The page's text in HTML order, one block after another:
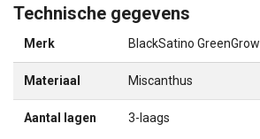
Technische gegevens
Merk BlackSatino GreenGrow
Materiaal Miscanthus
Aantal lagen 3-laags